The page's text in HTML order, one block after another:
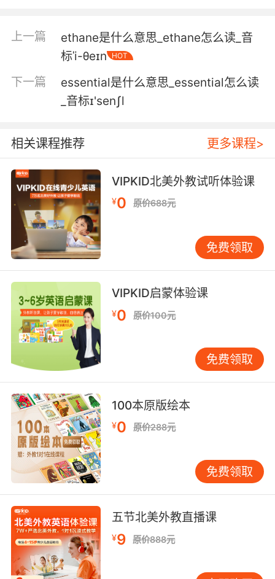
癌物质被禁用
she let you in, hit you over the head, and left
you passed out on the floor to take the blame.
头 你晕倒在地板上 她留你在那背黑锅
上一篇
ethane是什么意思_ethane怎么读_音
标ˈi-θeɪn
HOT
下一篇
essential是什么意思_essential怎么读
_音标ɪ'senʃl
相关课程推荐 更多课程>
VIPKID北美外教试听体验课
¥0 原价688元
免费领取
VIPKID启蒙体验课
¥0 原价100元
免费领取
100本原版绘本
¥0 原价288元
免费领取
五节北美外教直播课
¥9 原价888元